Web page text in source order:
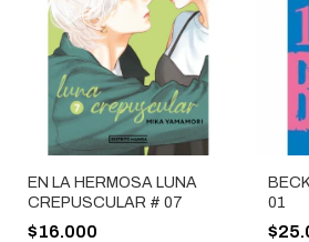
EN LA HERMOSA LUNA
CREPUSCULAR # 07
$16.000
01